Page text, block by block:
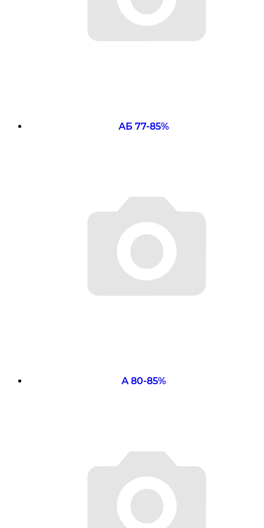
АБ 77-85%
А 80-85%